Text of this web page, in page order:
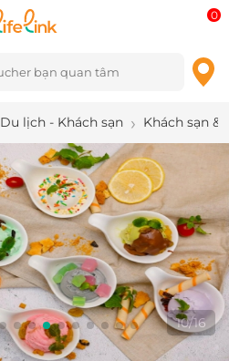
0
Du lịch - Khách sạn Khách sạn &
10/16